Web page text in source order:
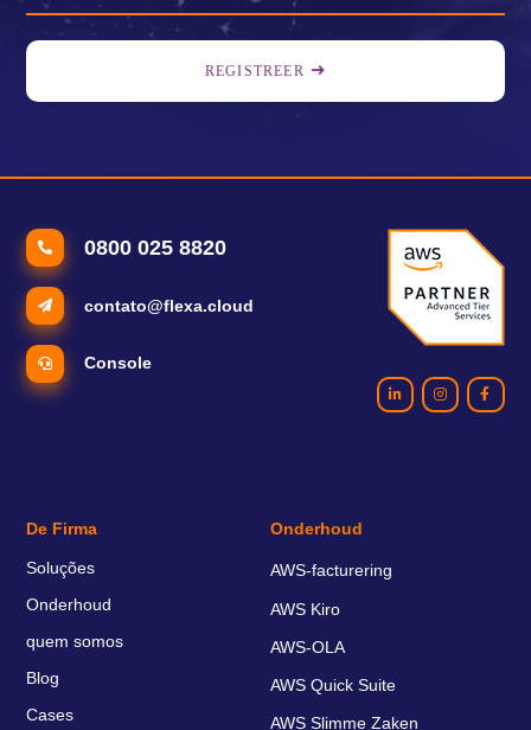
REGISTREER
0800 025 8820
contato@flexa.cloud
Console
De Firma
Soluções
Onderhoud
quem somos
Blog
Cases
Onderhoud
AWS-facturering
AWS Kiro
AWS-OLA
AWS Quick Suite
AWS Slimme Zaken